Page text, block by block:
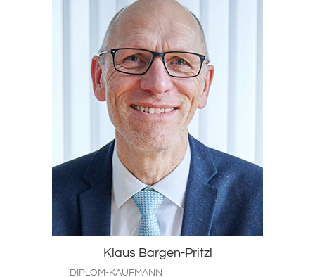
Klaus Bargen-Pritzl
DIPLOM-KAUFMANN